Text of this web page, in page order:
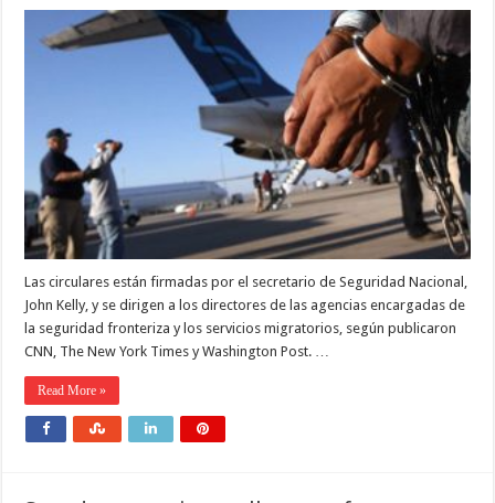
Las circulares están firmadas por el secretario de Seguridad Nacional,
John Kelly, y se dirigen a los directores de las agencias encargadas de
la seguridad fronteriza y los servicios migratorios, según publicaron
CNN, The New York Times y Washington Post. …
Read More »